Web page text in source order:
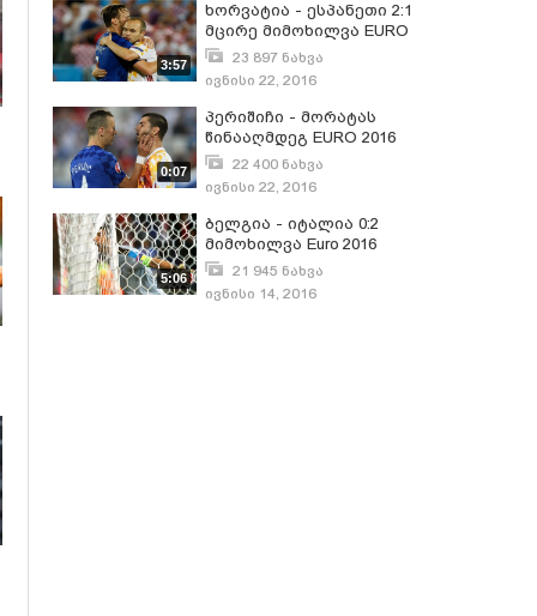
3:57
ხორვატია - ესპანეთი 2:1
მცირე მიმოხილვა EURO
201623 897 ნახვა
ივნისი 22, 2016
0:07
პერიშიჩი - მორატას
წინააღმდეგ EURO 2016
22 400 ნახვა
ივნისი 22, 2016
5:06
ბელგია - იტალია 0:2
მიმოხილვა Euro 2016
21 945 ნახვა
ივნისი 14, 2016